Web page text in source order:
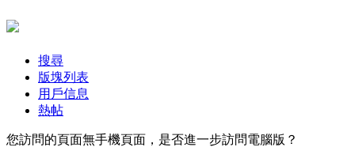
搜尋
版塊列表
用戶信息
熱帖
您訪問的頁面無手機頁面，是否進一步訪問電腦版？